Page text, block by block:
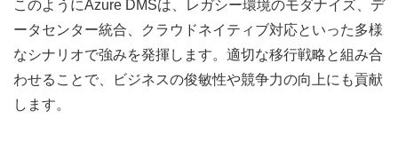
このようにAzure DMSは、レガシー環境のモダナイズ、デ
ータセンター統合、クラウドネイティブ対応といった多様
なシナリオで強みを発揮します。適切な移行戦略と組み合
わせることで、ビジネスの俊敏性や競争力の向上にも貢献
します。